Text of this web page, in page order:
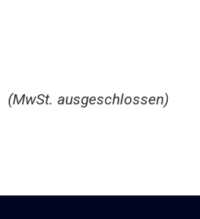
(MwSt. ausgeschlossen)